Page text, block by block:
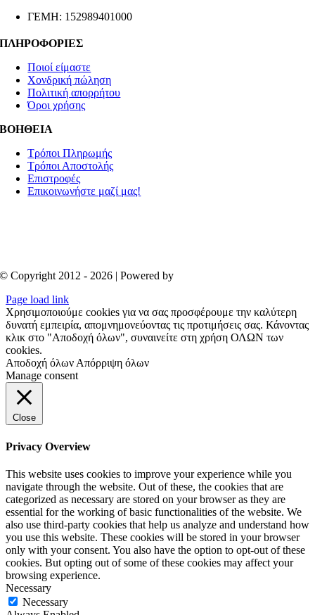
ΓΕΜΗ: 152989401000
ΠΛΗΡΟΦΟΡΙΕΣ
Ποιοί είμαστε
Χονδρική πώληση
Πολιτική απορρήτου
Όροι χρήσης
ΒΟΗΘΕΙΑ
Τρόποι Πληρωμής
Τρόποι Αποστολής
Επιστροφές
Επικοινωνήστε μαζί μας!
© Copyright 2012 - 2026 | Powered by
Page load link
Χρησιμοποιούμε cookies για να σας προσφέρουμε την καλύτερη
δυνατή εμπειρία, απομνημονεύοντας τις προτιμήσεις σας. Κάνοντας
κλικ στο "Αποδοχή όλων", συναινείτε στη χρήση ΟΛΩΝ των
cookies.
Αποδοχή όλων Απόρριψη όλων
Manage consent
Close
Privacy Overview
This website uses cookies to improve your experience while you
navigate through the website. Out of these, the cookies that are
categorized as necessary are stored on your browser as they are
essential for the working of basic functionalities of the website. We
also use third-party cookies that help us analyze and understand how
you use this website. These cookies will be stored in your browser
only with your consent. You also have the option to opt-out of these
cookies. But opting out of some of these cookies may affect your
browsing experience.
Necessary
Necessary